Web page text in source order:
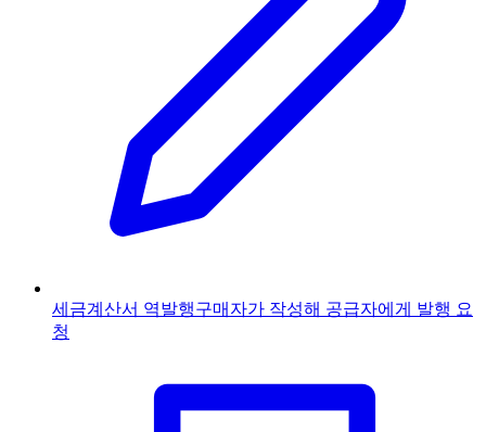
세금계산서 역발행구매자가 작성해 공급자에게 발행 요
청